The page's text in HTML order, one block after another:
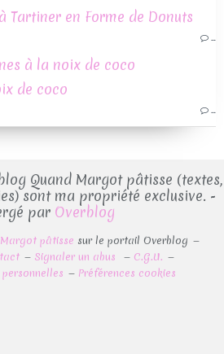
…
à la noix de coco
…
Quand Margot pâtisse (textes,
sont ma propriété exclusive. -
par Overblog
pâtisse sur le portail Overblog
Signaler un abus
C.G.U.
Préférences cookies